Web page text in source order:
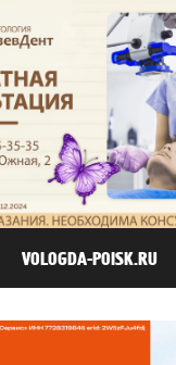
VOLOGDA-POISK.RU